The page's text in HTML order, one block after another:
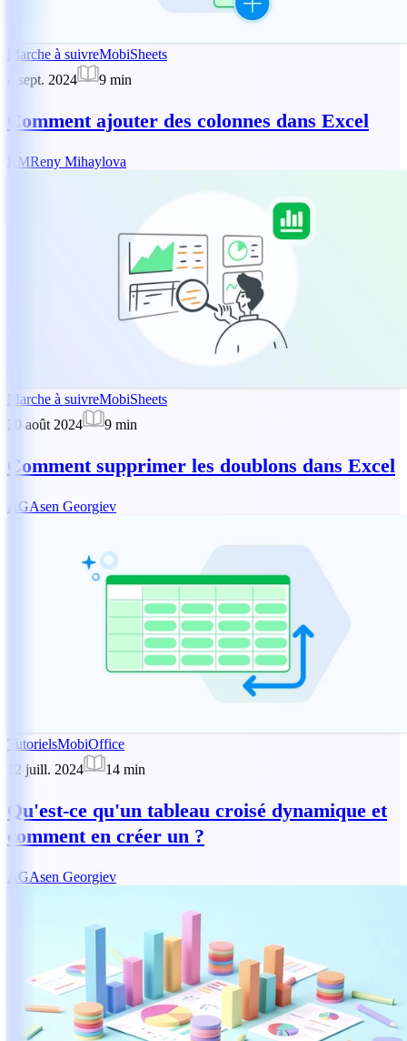
Marche à suivreMobiSheets
4 sept. 2024
9 min
Comment ajouter des colonnes dans Excel
RMReny Mihaylova
Marche à suivreMobiSheets
20 août 2024
9 min
Comment supprimer les doublons dans Excel
AGAsen Georgiev
TutorielsMobiOffice
12 juill. 2024
14 min
Qu'est-ce qu'un tableau croisé dynamique et
comment en créer un ?
AGAsen Georgiev